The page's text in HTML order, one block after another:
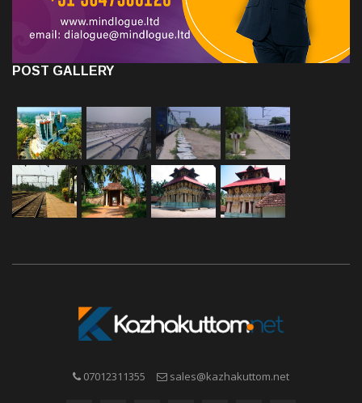
POST GALLERY
07012311355 sales@kazhakuttom.net